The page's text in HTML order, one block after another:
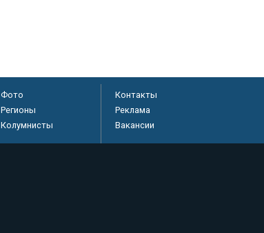
Фото
Регионы
Колумнисты
Контакты
Реклама
Вакансии